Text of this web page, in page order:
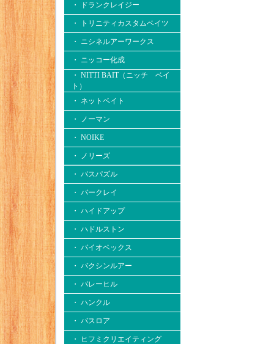
・ ドランクレイジー
・ トリニティカスタムベイツ
・ ニシネルアーワークス
・ ニッコー化成
・ NITTI BAIT（ニッチ ベイ
ト）
・ ネットベイト
・ ノーマン
・ NOIKE
・ ノリーズ
・ バスパズル
・ バークレイ
・ ハイドアップ
・ ハドルストン
・ バイオベックス
・ バクシンルアー
・ バレーヒル
・ ハンクル
・ バスロア
・ ヒフミクリエイティング